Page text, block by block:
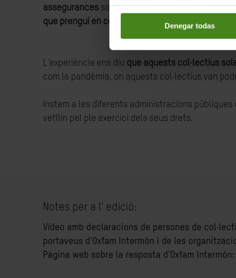
Denegar todas
assegurances sobre béns, realitats totes elles
que prengui en consideració aquestes
L'experiència ens diu que aquests col·lectius
com la pandèmia, on aquests col·lectius van
Instem a les diferents administracions
vetllin pel ple exercici dels seus drets.
Notes per a l' edició:
Vídeo amb declaracions de persones de
portaveus d'Oxfam Intermón i de les
Pàgina web sobre la resposta d'Oxfam